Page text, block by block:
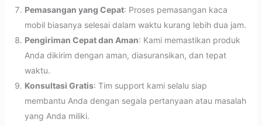
Pemasangan yang Cepat: Proses pemasangan kaca
mobil biasanya selesai dalam waktu kurang lebih dua jam.
Pengiriman Cepat dan Aman: Kami memastikan produk
Anda dikirim dengan aman, diasuransikan, dan tepat
waktu.
Konsultasi Gratis: Tim support kami selalu siap
membantu Anda dengan segala pertanyaan atau masalah
yang Anda miliki.